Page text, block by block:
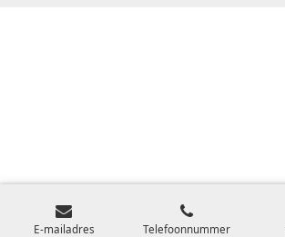
E-mailadres Telefoonnummer